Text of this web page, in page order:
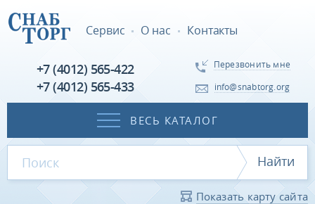
Сервис О нас Контакты
+7 (4012) 565-422
+7 (4012) 565-433
Перезвонить мне
info@snabtorg.org
ВЕСЬ КАТАЛОГ
Найти
Показать карту сайта